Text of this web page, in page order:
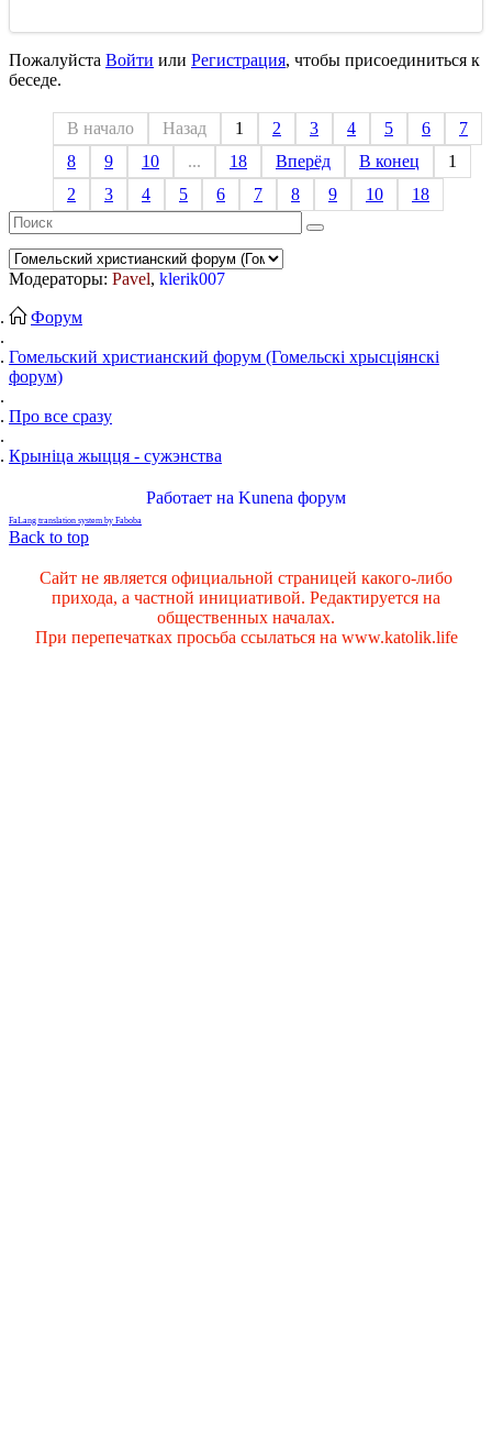
Пожалуйста Войти или Регистрация, чтобы присоединиться к
беседе.
В начало Назад 1 2 3 4 5 6
7
8
9 10 ... 18 Вперёд В конец
1
2
3 4 5 6 7 8 9 10 18
Модераторы: Pavel, klerik007
Форум
Гомельский христианский форум (Гомельскі хрысціянскі
форум)
Про все сразу
Крыніца жыцця - сужэнства
Работает на Kunena форум
FaLang translation system by Faboba
Back to top
Сайт не является официальной страницей какого-либо
прихода, а частной инициативой. Редактируется на
общественных началах.
При перепечатках просьба ссылаться на www.katolik.life